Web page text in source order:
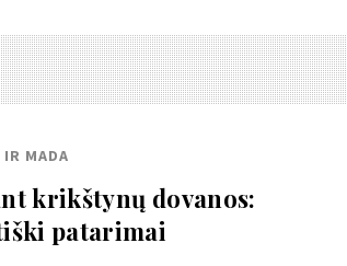
MADA
krikštynų dovanos:
patarimai